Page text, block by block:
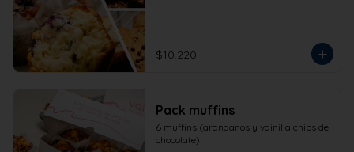
$10.220
Pack muffins
6 muffins (arandanos y vainilla chips de
chocolate)